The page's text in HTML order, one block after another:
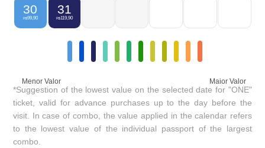
30
R$99,90
31
R$119,90
Menor Valor Maior Valor
*Suggestion of the lowest value on the selected date for "ONE"
ticket, valid for advance purchases up to the day before the
visit. In case of combo, the value applied in the calendar refers
to the lowest value of the individual passport of the largest
combo.